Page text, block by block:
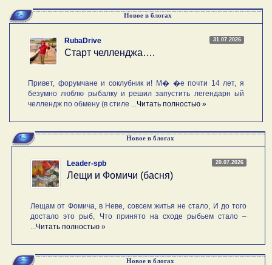
Новое в блогах
31.07.2026
RubaDrive
Старт челленджа….
Привет, форумчане и соклубник и! М� �е почти 14 лет, я
безумно люблю рыбалку и решил запустить легендарн ый
челлендж по обмену (в стиле ... Читать полностью »
Новое в блогах
20.07.2026
Leader-spb
Лещи и Фомичи (басня)
Лещам от Фомича, в Неве, совсем житья не стало, И до того
достало это рыб, Что принято на сходе рыбьем стало –
Читать полностью »
Новое в блогах